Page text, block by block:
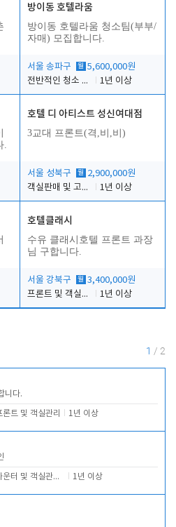
방이동 호텔라움
방이동 호텔라움 청소팀(부부/
자매) 모집합니다.
서울 송파구 월 5,600,000원
전반적인 청소 업무(객실청소.객실정리)
1년 이상
.
호텔 디 아티스트 성신여대점
3교대 프론트(격,비,비)
서울 성북구 월 2,900,000원
객실판매 및 고객응대
1년 이상
호텔클래시
수유 클래시호텔 프론트 과장
님 구합니다.
서울 강북구 월 3,400,000원
프론트 및 객실관리
1년 이상
1 / 2
니다.
론트 및 객실관리 1년 이상
카운터 및 객실관리 전반 1년 이상